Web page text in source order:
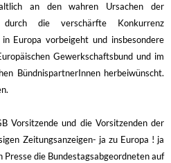
an den wahren Ursachen der
durch die verschärfte Konkurrenz
Europa vorbeigeht und insbesondere
Gewerkschaftsbund und im
BündnispartnerInnen herbeiwünscht.
Vorsitzende und die Vorsitzenden der
Zeitungsanzeigen- ja zu Europa ! ja
Presse die Bundestagsabgeordneten auf